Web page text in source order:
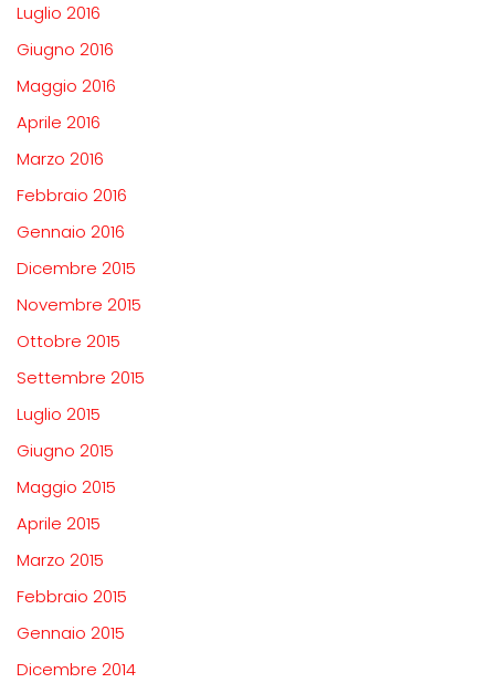
Luglio 2016
Giugno 2016
Maggio 2016
Aprile 2016
Marzo 2016
Febbraio 2016
Gennaio 2016
Dicembre 2015
Novembre 2015
Ottobre 2015
Settembre 2015
Luglio 2015
Giugno 2015
Maggio 2015
Aprile 2015
Marzo 2015
Febbraio 2015
Gennaio 2015
Dicembre 2014